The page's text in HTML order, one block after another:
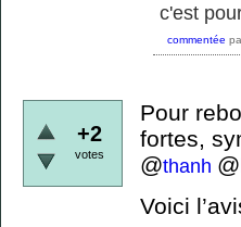
c'est
commentée
+2
votes
Pour
fortes,
@thanh @
Voici